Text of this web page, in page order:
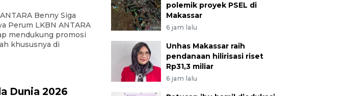
Benny Siga
Perum LKBN ANTARA
mendukung promosi
khususnya di
Dunia 2026
polemik proyek PSEL di
Makassar
6 jam lalu
Unhas Makassar raih
pendanaan hilirisasi riset
Rp31,3 miliar
6 jam lalu